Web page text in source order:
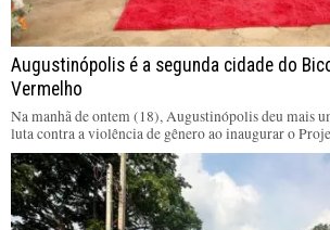
Augustinópolis é a segunda cidade do
Vermelho
Na manhã de ontem (18), Augustinópolis deu mais
luta contra a violência de gênero ao inaugurar o